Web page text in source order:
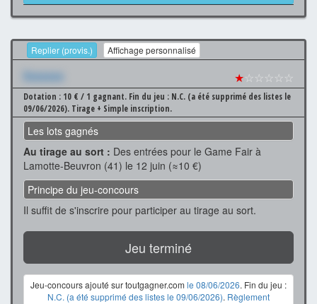
Replier (provis.) Affichage personnalisé
Xxxxxxx ★☆☆☆☆☆
Dotation : 10 € / 1 gagnant. Fin du jeu : N.C. (a été supprimé des listes le
09/06/2026). Tirage + Simple inscription.
Les lots gagnés
Au tirage au sort : Des entrées pour le Game Fair à
Lamotte-Beuvron (41) le 12 juin (≈10 €)
Principe du jeu-concours
Il suffit de s'inscrire pour participer au tirage au sort.
Jeu terminé
Jeu-concours ajouté sur toutgagner.com le 08/06/2026. Fin du jeu :
N.C. (a été supprimé des listes le 09/06/2026). Règlement